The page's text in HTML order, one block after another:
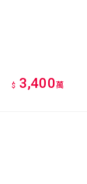
$ 3,400萬